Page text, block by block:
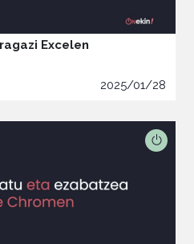
Excelen
2025/01/28